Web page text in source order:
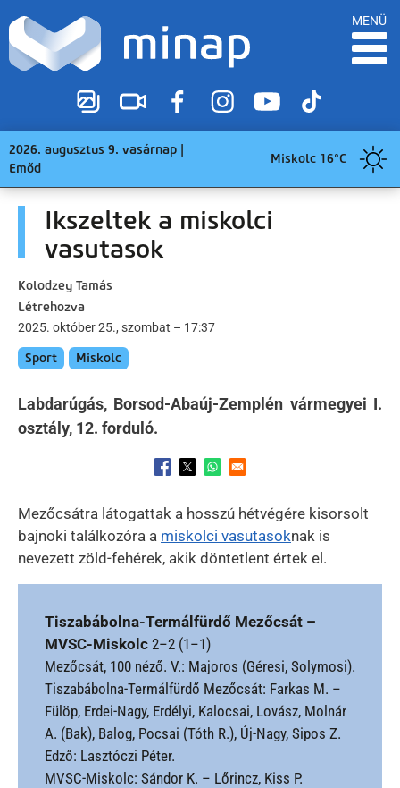
MENÜ
2026. augusztus 9. vasárnap |
Emőd
Miskolc 16°C
Ikszeltek a miskolci
vasutasok
Kolodzey Tamás
Létrehozva
2025. október 25., szombat – 17:37
Sport Miskolc
Labdarúgás, Borsod-Abaúj-Zemplén vármegyei I.
osztály, 12. forduló.
Opens in a new window
Opens in a new window
Opens in a new window
Mezőcsátra látogattak a hosszú hétvégére kisorsolt
bajnoki találkozóra a miskolci vasutasoknak is
nevezett zöld-fehérek, akik döntetlent értek el.
Tiszabábolna-Termálfürdő Mezőcsát –
MVSC-Miskolc 2–2 (1–1)
Mezőcsát, 100 néző. V.: Majoros (Géresi, Solymosi).
Tiszabábolna-Termálfürdő Mezőcsát: Farkas M. –
Fülöp, Erdei-Nagy, Erdélyi, Kalocsai, Lovász, Molnár
A. (Bak), Balog, Pocsai (Tóth R.), Új-Nagy, Sipos Z.
Edző: Lasztóczi Péter.
MVSC-Miskolc: Sándor K. – Lőrincz, Kiss P.